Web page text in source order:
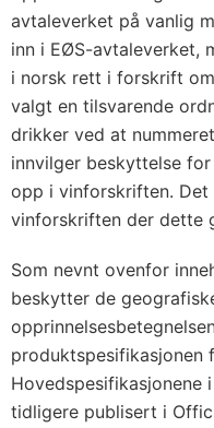
avtaleverket på vanlig
inn i EØS-avtaleverket,
i norsk rett i forskrift
valgt en tilsvarende
drikker ved at
innvilger beskyttelse
opp i vinforskriften.
vinforskriften der dette
Som nevnt ovenfor
beskytter de
produktspesifikasjonen
Hovedspesifikasjonene
tidligere publisert i